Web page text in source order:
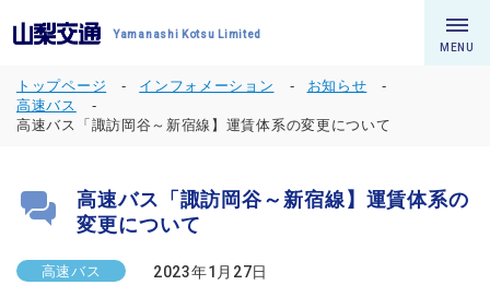
Yamanashi Kotsu Limited
MENU
トップページ インフォメーション
お知らせ
高速バス
高速バス「諏訪岡谷～新宿線】運賃体系の変更について
高速バス「諏訪岡谷～新宿線】運賃体系の
変更について
高速バス 2023年1月27日